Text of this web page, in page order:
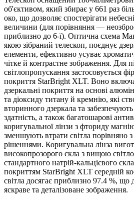
об'єктивом, який збирає у 661 раз
око, що дозволяє спостерігати
величини (для порівняння —
приблизно до 6-ї). Оптична схема
якою зібраний телескоп, поєднує
елементи, ефективно усуває
чітке й контрастне зображення. Для
світлопропускання застосовується
покриття StarBright XLT. Воно
дзеркальні покриття на основі
та діоксиду титану й кремнію, які
вторинного дзеркала та
здатність, а також багатошарові
коригувальної лінзи з фториду
зменшують втрати світла порівняно
рішеннями. Коригувальна лінза
високопрозорого скла з вищою
стандартного натрій-кальцієвого
покриттям StarBright XLT середній
світла досягає приблизно 97.4 %, що
яскраве та деталізоване зображення.